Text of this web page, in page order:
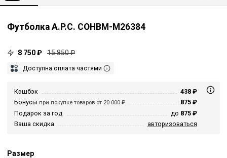
Футболка A.P.C. COHBM-M26384
8 750 ₽ 15 850 ₽
Доступна оплата частями
Кэшбэк
438 ₽
Бонусы при покупке товаров от 20 000 ₽
875 ₽
Подарок за год
до 875 ₽
Ваша скидка
авторизоваться
Размер